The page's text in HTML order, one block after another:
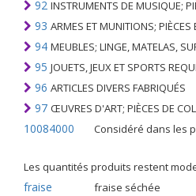
92 INSTRUMENTS DE MUSIQUE; PIÈCES
93 ARMES ET MUNITIONS; PIÈCES
94 MEUBLES; LINGE, MATELAS, SUPPORTS DE MATELAS, COUSSINS ET AMEUBLEMENT SIMILAIRE FARCI; LAMPES ET RACCORDS
95 JOUETS, JEUX ET SPORTS REQUIS;
96 ARTICLES DIVERS FABRIQUÉS
97 ŒUVRES D'ART; PIÈCES DE
10084000 Considéré dans les pays riches comme une "céréale mineure", le fonio blanc
Les quantités produits restent modestes, mais cette plante présente malgré tout de nombreuses qualités. Elle est utilisé dans l'alimentation humaine et entre dans la
fraise fraise séchée